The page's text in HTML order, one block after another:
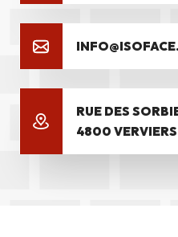
RUE DES
4800 VERVIERS